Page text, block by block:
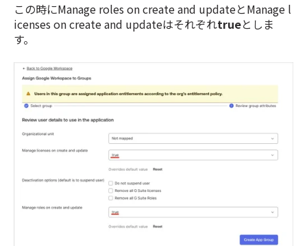
この時にManage roles on create and updateとManage l
icenses on create and updateはそれぞれtrueとしま
す。